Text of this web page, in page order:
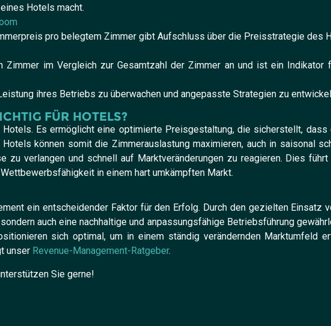
Hotels macht.
pro belegtem Zimmer gibt Aufschluss über die Preisstrategie des
im Vergleich zur Gesamtzahl der Zimmer an und ist ein Indikator
ihres Betriebs zu überwachen und angepasste Strategien zu
FÜR HOTELS?
Es ermöglicht eine optimierte Preisgestaltung, die sicherstellt,
können somit die Zimmerauslastung maximieren, auch in saisonal
zu verlangen und schnell auf Marktveränderungen zu reagieren. Dies
in einem hart umkämpften Markt.
ein entscheidender Faktor für den Erfolg. Durch den gezielten Einsatz
auch eine nachhaltige und anpassungsfähige Betriebsführung
sich optimal, um in einem ständig verändernden Marktumfeld
unser Revenue-Management-Ratgeber.
Sie gerne!